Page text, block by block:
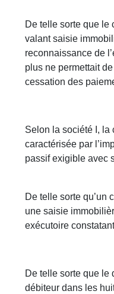
De telle sorte que le
valant saisie
reconnaissance de
plus ne permettait
cessation des
Selon la société I, la
caractérisée par
passif exigible avec
De telle sorte qu’un
une saisie
exécutoire
De telle sorte que le
débiteur dans les